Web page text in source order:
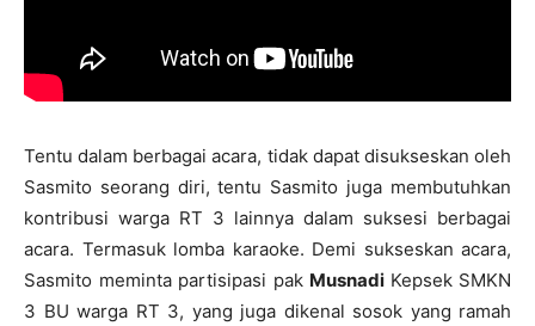
Tentu dalam berbagai acara, tidak dapat disukseskan oleh
Sasmito seorang diri, tentu Sasmito juga membutuhkan
kontribusi warga RT 3 lainnya dalam suksesi berbagai
acara. Termasuk lomba karaoke. Demi sukseskan acara,
Sasmito meminta partisipasi pak Musnadi Kepsek SMKN
3 BU warga RT 3, yang juga dikenal sosok yang ramah